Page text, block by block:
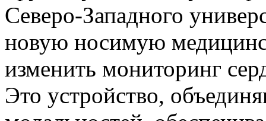
Северо-Западного
новую носимую
изменить мониторинг
Это устройство,